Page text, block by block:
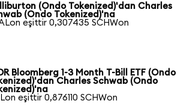
(Ondo Tokenized)'dan Charles
(Ondo Tokenized)'na
eşittir 0,307435 SCHWon
Bloomberg 1-3 Month T-Bill ETF (Ondo
Charles Schwab (Ondo
eşittir 0,876110 SCHWon